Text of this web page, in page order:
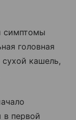
симптомы
головная
кашель,
в первой